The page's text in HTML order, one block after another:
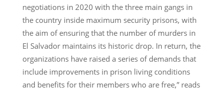
negotiations in 2020 with the three main gangs in
the country inside maximum security prisons, with
the aim of ensuring that the number of murders in
El Salvador maintains its historic drop. In return, the
organizations have raised a series of demands that
include improvements in prison living conditions
and benefits for their members who are free,” reads